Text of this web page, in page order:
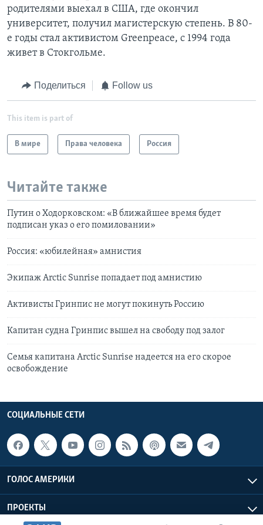
родителями выехал в США, где окончил
университет, получил магистерскую степень. В 80-
е годы стал активистом Greenpeace, с 1994 года
живет в Стокгольме.
Поделиться Follow us
This item is part of
В мире Права человека Россия
Читайте также
Путин о Ходорковском: «В ближайшее время будет
подписан указ о его помиловании»
Россия: «юбилейная» амнистия
Экипаж Arctic Sunrise попадает под амнистию
Активисты Гринпис не могут покинуть Россию
Капитан судна Гринпис вышел на свободу под залог
Семья капитана Arctic Sunrise надеется на его скорое
освобождение
СОЦИАЛЬНЫЕ СЕТИ
ГОЛОС АМЕРИКИ
ПРОЕКТЫ